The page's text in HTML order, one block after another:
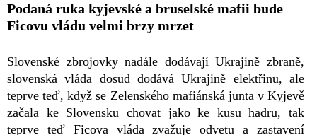
Podaná ruka kyjevské a bruselské mafii bude
Ficovu vládu velmi brzy mrzet
Slovenské zbrojovky nadále dodávají Ukrajině zbraně,
slovenská vláda dosud dodává Ukrajině elektřinu, ale
teprve teď, když se Zelenského mafiánská junta v Kyjevě
začala ke Slovensku chovat jako ke kusu hadru, tak
teprve teď Ficova vláda zvažuje odvetu a zastavení